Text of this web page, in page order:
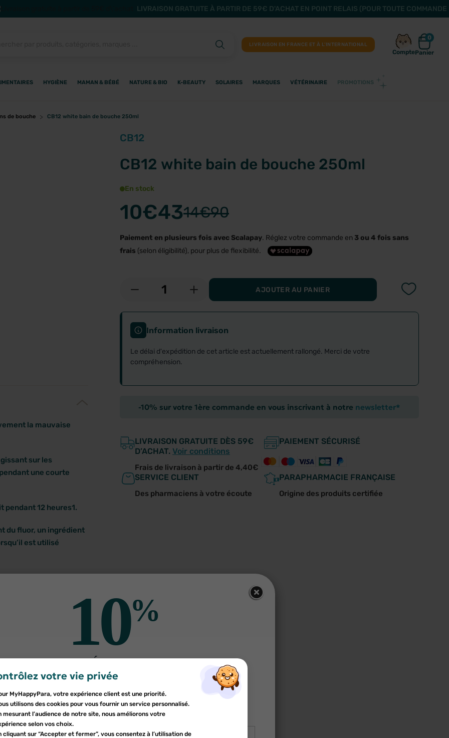
LIVRAISON GRATUITE À PARTIR DE 59€ D'ACHAT EN POINT RELAIS (POUR TOUTE
LIVRAISON EN FRANCE ET À L’INTERNATIONAL
Compte
0
Panier
HYGIÈNE MAMAN & BÉBÉ NATURE & BIO K-BEAUTY SOLAIRES MARQUES VÉTÉRINAIRE PROMOTIONS
de bouche CB12 white bain de bouche 250ml
CB12
CB12 white bain de bouche 250ml
En stock
10€4314€90
Paiement en plusieurs fois avec Scalapay. Réglez votre commande en 3 ou 4 fois sans
frais (selon éligibilité), pour plus de flexibilité.
- + AJOUTER AU PANIER
Information livraison
Le délai d'expédition de cet article est actuellement rallongé. Merci de votre
compréhension.
-10% sur votre 1ère commande en vous inscrivant à notre newsletter*
LIVRAISON GRATUITE DÈS 59€
D’ACHAT. Voir conditions
Frais de livraison à partir de 4,40€
PAIEMENT SÉCURISÉ
SERVICE CLIENT
Des pharmaciens à votre écoute
PARAPHARMACIE FRANÇAISE
Origine des produits certifiée
la mauvaise
sur les
une courte
12 heures1.
du fluor, un ingrédient
est utilisé
cliniquement
leur réapparition*
jour en complément
au
ce produit et
à ma liste d'envies
une liste d'envies ×
de la liste d'envies
×
devez être connecté pour ajouter des produits à votre liste d'envies.
votre vie privée
MyHappyPara, votre expérience client est une priorité.
utilisons des cookies pour vous fournir un service personnalisé.
mesurant l’audience de notre site, nous améliorons votre
selon vos choix.
cliquant sur “Accepter et fermer”, vous consentez à l’utilisation de
10%
DE RÉDUCTION
sur votre première commande
Inscrivez-vous à notre newsletter et profitez
d'une réduction sur votre première commande*